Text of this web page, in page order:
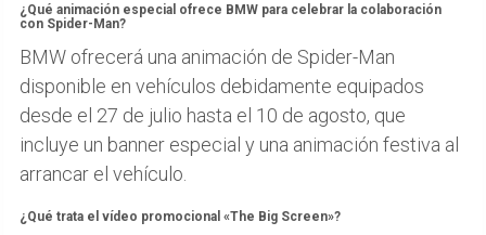
¿Qué animación especial ofrece BMW para celebrar la colaboración
con Spider-Man?
BMW ofrecerá una animación de Spider-Man
disponible en vehículos debidamente equipados
desde el 27 de julio hasta el 10 de agosto, que
incluye un banner especial y una animación festiva al
arrancar el vehículo.
¿Qué trata el vídeo promocional «The Big Screen»?